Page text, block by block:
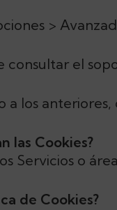
>
consultar el
a los
las Cookies?
Servicios o
de Cookies?